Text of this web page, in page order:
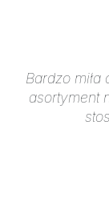
Bardzo
asortyment